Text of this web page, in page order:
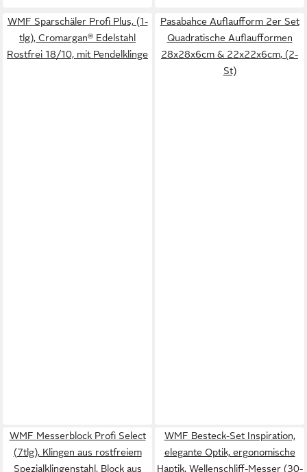
WMF Sparschäler Profi Plus, (1-
tlg), Cromargan® Edelstahl
Rostfrei 18/10, mit Pendelklinge
Pasabahce Auflaufform 2er Set
Quadratische Auflaufformen
28x28x6cm & 22x22x6cm, (2-
St)
WMF Messerblock Profi Select
(7tlg), Klingen aus rostfreiem
Spezialklingenstahl, Block aus
WMF Besteck-Set Inspiration,
elegante Optik, ergonomische
Haptik, Wellenschliff-Messer (30-